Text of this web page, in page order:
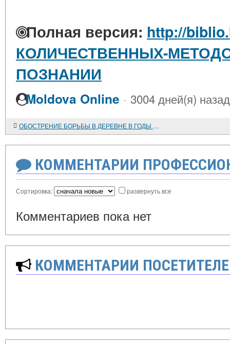
Полная версия: http://
КОЛИЧЕСТВЕННЫХ-
ПОЗНАНИИ
Moldova Online · 3004 дней(я) назад
ОБОСТРЕНИЕ БОРЬБЫ В ДЕРЕВНЕ В ГОДЫ СТОЛЫПИНСКОЙ РЕФОРМЫ
КОММЕНТАРИИ
Сортировка: развернуть все
Комментариев пока нет
КОММЕНТАРИИ